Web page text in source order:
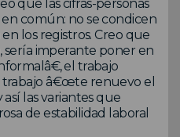
que las cifras-personas
común: no se condicen
los registros. Creo que
sería imperante poner en
el trabajo
â€œte renuevo el
así las variantes que
de estabilidad laboral